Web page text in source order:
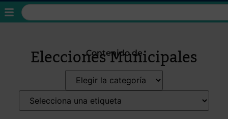
Contenido de
Elecciones Municipales